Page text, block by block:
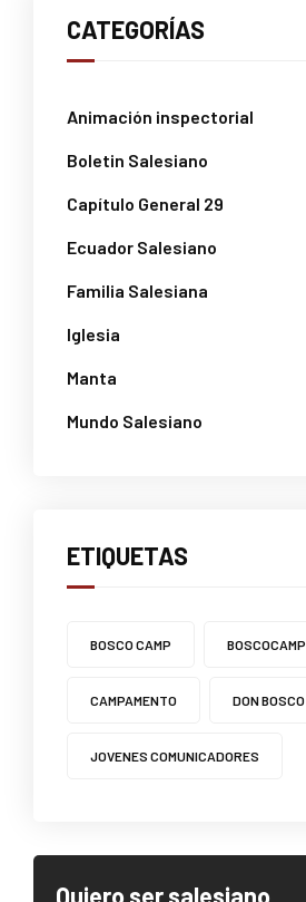
CATEGORÍAS
Animación inspectorial
Boletin Salesiano
Capítulo General 29
Ecuador Salesiano
Familia Salesiana
Iglesia
Manta
Mundo Salesiano
ETIQUETAS
BOSCO CAMP BOSCOCAMP
CAMPAMENTO DON BOSCO
JOVENES COMUNICADORES
Quiero ser salesiano